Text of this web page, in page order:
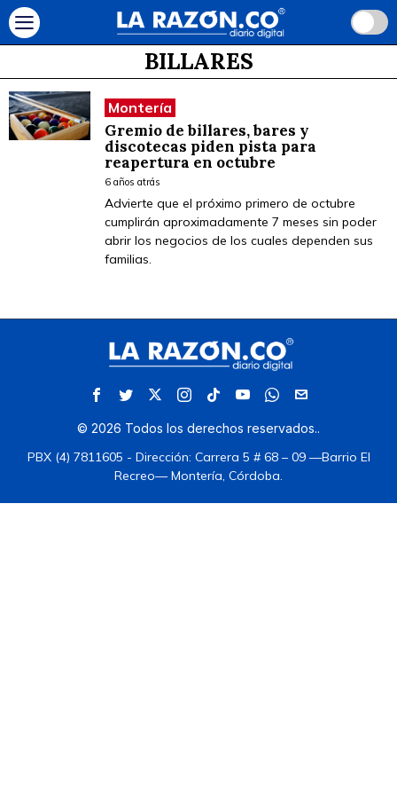
BILLARES
Montería
Gremio de billares, bares y
discotecas piden pista para
reapertura en octubre
6 años atrás
Advierte que el próximo primero de octubre
cumplirán aproximadamente 7 meses sin poder
abrir los negocios de los cuales dependen sus
familias.
© 2026 Todos los derechos reservados..
PBX (4) 7811605 - Dirección: Carrera 5 # 68 – 09 —Barrio El
Recreo— Montería, Córdoba.